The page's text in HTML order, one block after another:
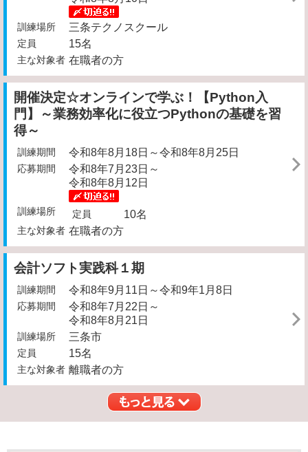
訓練場所 三条テクノスクール
定員 15名
主な対象者 在職者の方
開催決定☆オンラインで学ぶ！【Python入
門】～業務効率化に役立つPythonの基礎を習
得～
訓練期間 令和8年8月18日～令和8年8月25日
応募期間
令和8年7月23日～
令和8年8月12日
訓練場所 定員 10名
主な対象者 在職者の方
会計ソフト実践科１期
訓練期間 令和8年9月11日～令和9年1月8日
応募期間
令和8年7月22日～
令和8年8月21日
訓練場所 三条市
定員 15名
主な対象者 離職者の方